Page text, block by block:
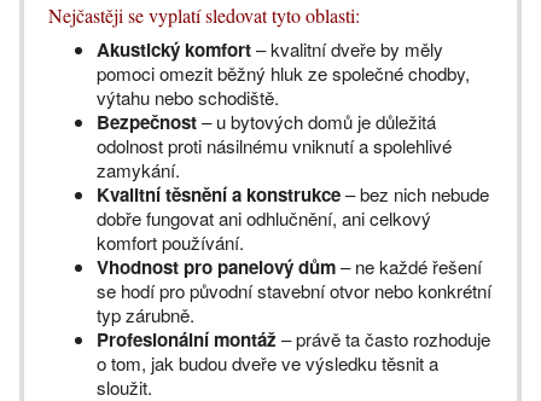
Nejčastěji se vyplatí sledovat tyto oblasti:
Akustický komfort– kvalitní dveře by měly
pomoci omezit běžný hluk ze společné chodby,
výtahu nebo schodiště.
Bezpečnost– u bytových domů je důležitá
odolnost proti násilnému vniknutí a spolehlivé
zamykání.
Kvalitní těsnění a konstrukce– bez nich nebude
dobře fungovat ani odhlučnění, ani celkový
komfort používání.
Vhodnost pro panelový dům– ne každé řešení
se hodí pro původní stavební otvor nebo konkrétní
typ zárubně.
Profesionální montáž – právě ta často rozhoduje
o tom, jak budou dveře ve výsledku těsnit a
sloužit.